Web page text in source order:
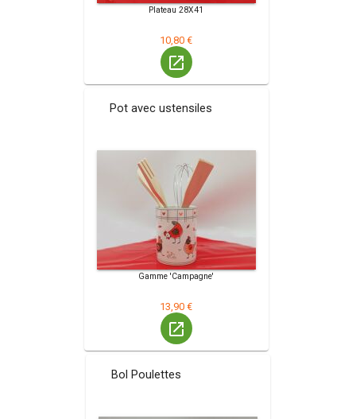
Plateau 28X41
10,80 €
launch
Pot avec ustensiles
Gamme 'Campagne'
13,90 €
launch
Bol Poulettes